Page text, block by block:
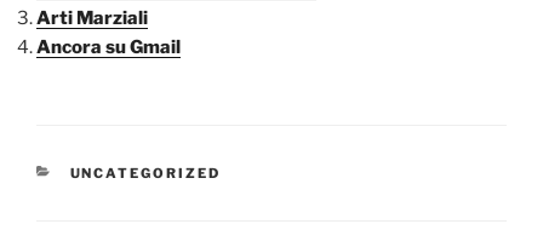
Arti Marziali
Ancora su Gmail
CATEGORIE
UNCATEGORIZED